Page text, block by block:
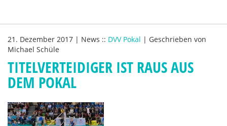
21. Dezember 2017 | News :: DVV Pokal | Geschrieben von
Michael Schüle
TITELVERTEIDIGER IST RAUS AUS
DEM POKAL